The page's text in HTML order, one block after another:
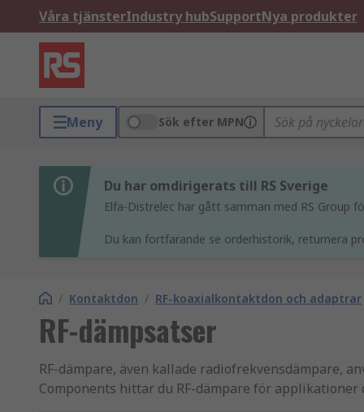
Våra tjänsterIndustry hubSupportNya produkter
Meny Sök efter MPN
Du har omdirigerats till RS Sverige
Elfa-Distrelec har gått samman med RS Group
Du kan fortfarande se orderhistorik, returnera
/ Kontaktdon / RF-koaxialkontaktdon och adaptrar
RF-dämpsatser
RF-dämpare, även kallade radiofrekvensdämpare,
Components hittar du RF-dämpare för